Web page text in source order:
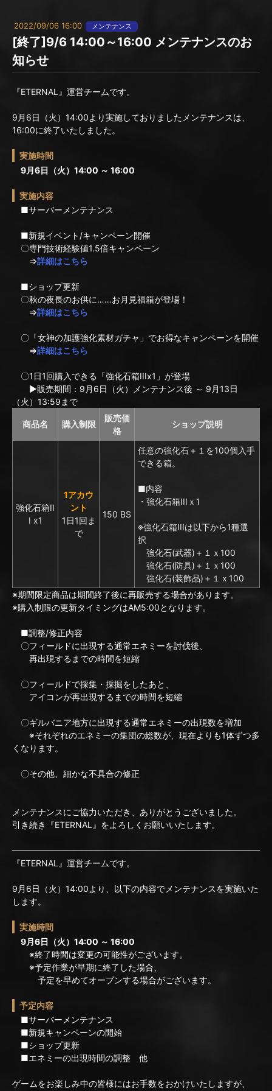
2022/09/06 16:00 メンテナンス
[終了]9/6 14:00～16:00 メンテナンスのお
知らせ
『ETERNAL』運営チームです。
9月6日（火）14:00より実施しておりましたメンテナンスは、
16:00に終了いたしました。
実施時間
9月6日（火）14:00 ～ 16:00
実施内容
■サーバーメンテナンス
■新規イベント/キャンペーン開催
〇専門技術経験値1.5倍キャンペーン
⇒詳細はこちら
■ショップ更新
〇秋の夜長のお供に……お月見福箱が登場！
⇒詳細はこちら
〇「女神の加護強化素材ガチャ」でお得なキャンペーンを開催
⇒詳細はこちら
〇1日1回購入できる「強化石箱IIIx1」が登場
▶販売期間：9月6日（火）メンテナンス後 ～ 9月13日
（火）13:59まで
商品名 購入制限
販売価
格
ショップ説明
強化石箱II
I x1
1アカウ
ント
1日1回ま
で
150 BS
任意の強化石＋１を100個入手
できる箱。
■内容
・強化石箱IIIｘ1
※強化石箱IIIは以下から1種選
択
強化石(武器)＋１ｘ100
強化石(防具)＋１ｘ100
強化石(装飾品)＋１ｘ100
※期間限定商品は期間終了後に再販売する場合があります。
※購入制限の更新タイミングはAM5:00となります。
■調整/修正内容
〇フィールドに出現する通常エネミーを討伐後、
再出現するまでの時間を短縮
〇フィールドで採集・採掘をしたあと、
アイコンが再出現するまでの時間を短縮
〇ギルバニア地方に出現する通常エネミーの出現数を増加
※それぞれのエネミーの集団の総数が、現在よりも1体ずつ多
くなります。
〇その他、細かな不具合の修正
メンテナンスにご協力いただき、ありがとうございました。
引き続き『ETERNAL』をよろしくお願いいたします。
『ETERNAL』運営チームです。
9月6日（火）14:00より、以下の内容でメンテナンスを実施いた
します。
実施時間
9月6日（火）14:00 ～ 16:00
※終了時間は変更の可能性がございます。
※予定作業が早期に終了した場合、
予定を早めてオープンする場合がございます。
予定内容
■サーバーメンテナンス
■新規キャンペーンの開始
■ショップ更新
■エネミーの出現時間の調整 他
ゲームをお楽しみ中の皆様にはお手数をおかけいたしますが、